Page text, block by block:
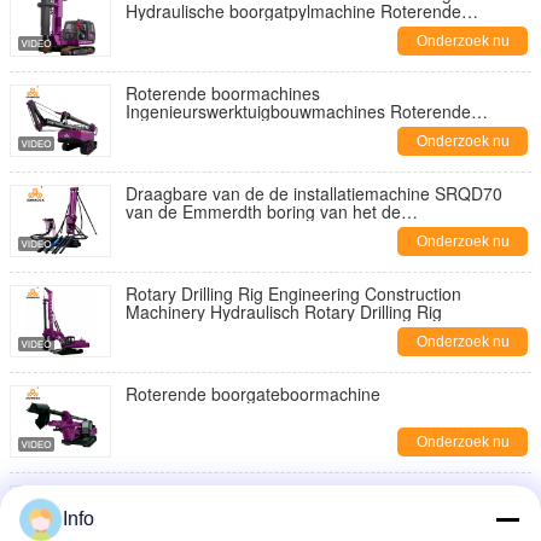
Hydraulische boorgatpylmachine Roterende
Onderzoek nu
Roterende boormachines
Ingenieurswerktuigbouwmachines Roterende
Onderzoek nu
Draagbare van de de installatiemachine SRQD70
van de Emmerdth boring van het de
mijnbouwboorgat roterende de boringsinstallatie
Onderzoek nu
Rotary Drilling Rig Engineering Construction
Machinery Hydraulisch Rotary Drilling Rig
Onderzoek nu
Roterende boorgateboormachine
Onderzoek nu
Info